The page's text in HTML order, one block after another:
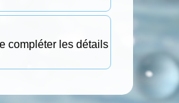
compléter les détails